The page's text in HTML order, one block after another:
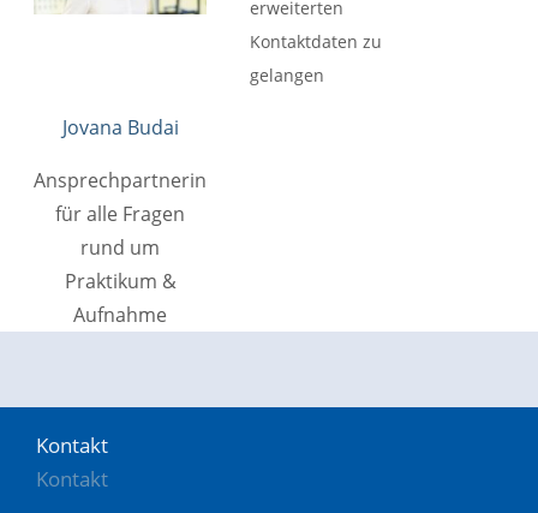
Kontakt
Kontakt